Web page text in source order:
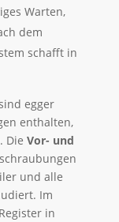
Warten,
dem
schafft in
egger
enthalten,
Die Vor- und
und alle
Im
in